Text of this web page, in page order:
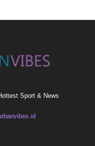
Sport & News